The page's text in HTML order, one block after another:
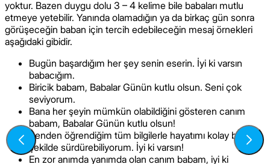
yoktur. Bazen duygu dolu 3 – 4 kelime bile babaları mutlu
etmeye yetebilir. Yanında olamadığın ya da birkaç gün sonra
görüşeceğin baban için tercih edebileceğin mesaj örnekleri
aşağıdaki gibidir.
Bugün başardığım her şey senin eserin. İyi ki varsın
babacığım.
Biricik babam, Babalar Günün kutlu olsun. Seni çok
seviyorum.
Bana her şeyin mümkün olabildiğini gösteren canım
babam, Babalar Günün kutlu olsun!
Senden öğrendiğim tüm bilgilerle hayatımı kolay bir
şekilde sürdürebiliyorum. İyi ki varsın!
En zor anımda yanımda olan canım babam, iyi ki